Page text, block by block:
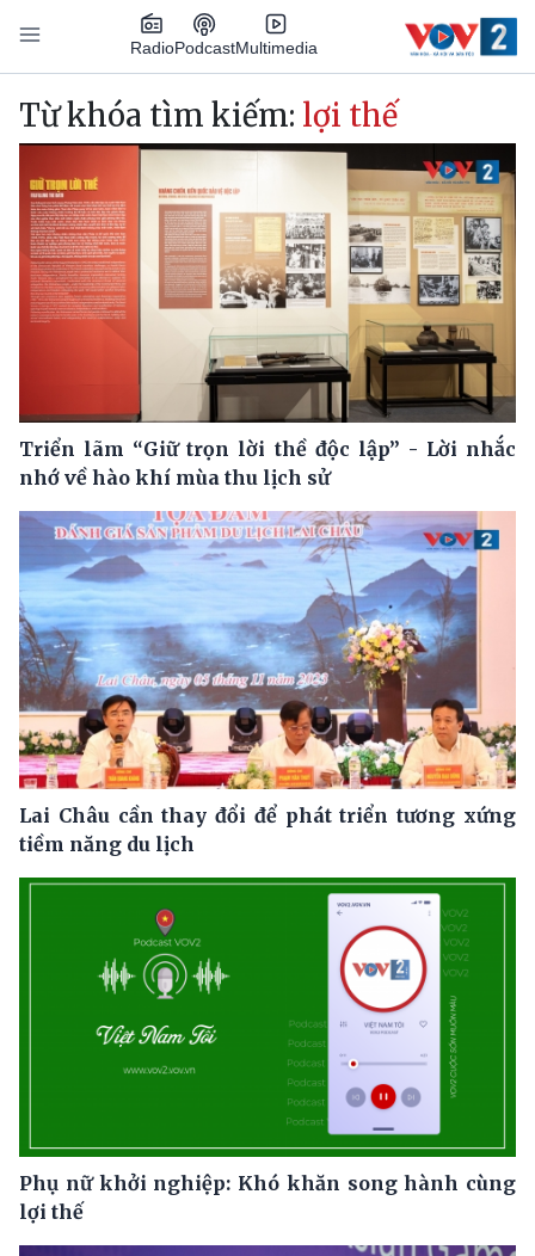
Nhảy đến nội dung
RadioPodcastMultimedia
Main navigation
Từ khóa tìm kiếm: lợi thế
Triển lãm “Giữ trọn lời thề độc lập” - Lời nhắc
nhớ về hào khí mùa thu lịch sử
Lai Châu cần thay đổi để phát triển tương xứng
tiềm năng du lịch
Phụ nữ khởi nghiệp: Khó khăn song hành cùng
lợi thế